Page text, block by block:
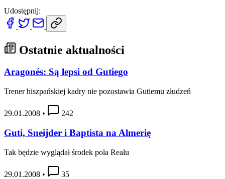
Udostępnij:
Ostatnie aktualności
Aragonés: Są lepsi od Gutiego
Trener hiszpańskiej kadry nie pozostawia Gutiemu złudzeń
29.01.2008 • 242
Guti, Sneijder i Baptista na Almerię
Tak będzie wyglądał środek pola Realu
29.01.2008 • 35